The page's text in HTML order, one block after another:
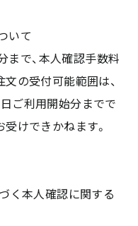
いて
で、本人確認手数料
の受付可能範囲は、
ご利用開始分までで
けできかねます。
く本人確認に関する